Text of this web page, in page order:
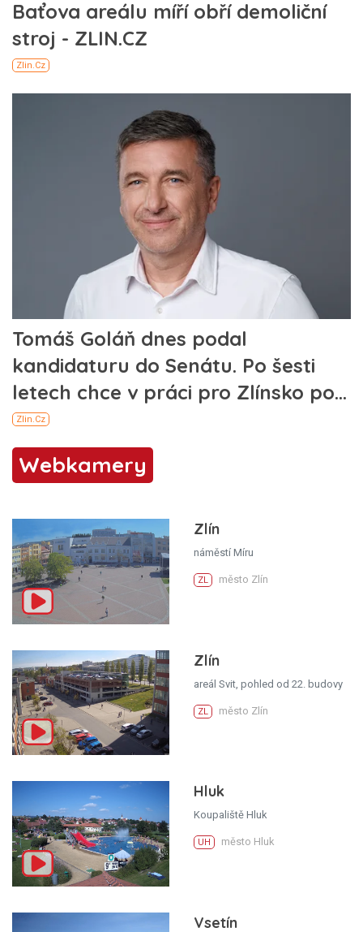
Webkamery
Zlín
náměstí Míru
ZL město Zlín
Zlín
areál Svit, pohled od 22. budovy
ZL město Zlín
Hluk
Koupaliště Hluk
UH město Hluk
Vsetín